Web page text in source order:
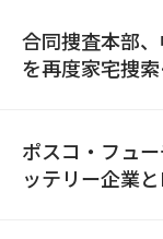
合同捜査本部
を再度家宅捜
ポスコ・フュ
ッテリー企業